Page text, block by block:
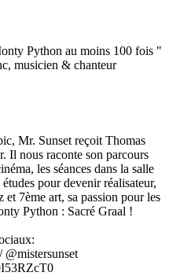
Python au moins 100 fois "
musicien & chanteur
Mr. Sunset reçoit Thomas
Il nous raconte son parcours
les séances dans la salle
pour devenir réalisateur,
et 7ème art, sa passion pour les
Python : Sacré Graal !
@mistersunset